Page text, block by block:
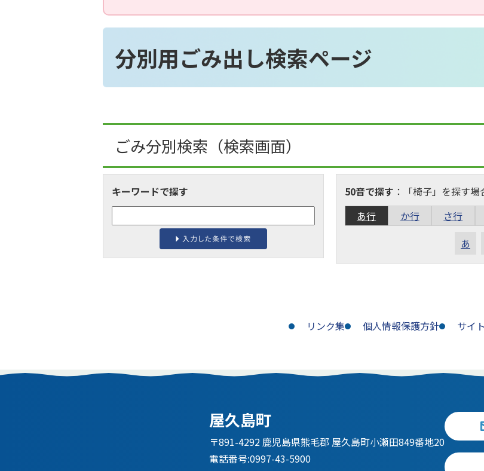
分別用ごみ出し検索ページ
ごみ分別検索 （検索画面）
キーワードで探す 50音で探す ：「椅子」を探す
あ行
か行 さ行
あ
リンク集 個人情報保護方針 サイ
屋久島町
〒891-4292 鹿児島県熊毛郡 屋久島町小瀬田849番地20
電話番号:0997-43-5900